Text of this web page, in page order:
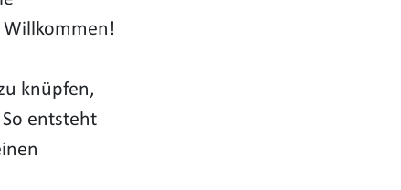
knüpfen,
entsteht